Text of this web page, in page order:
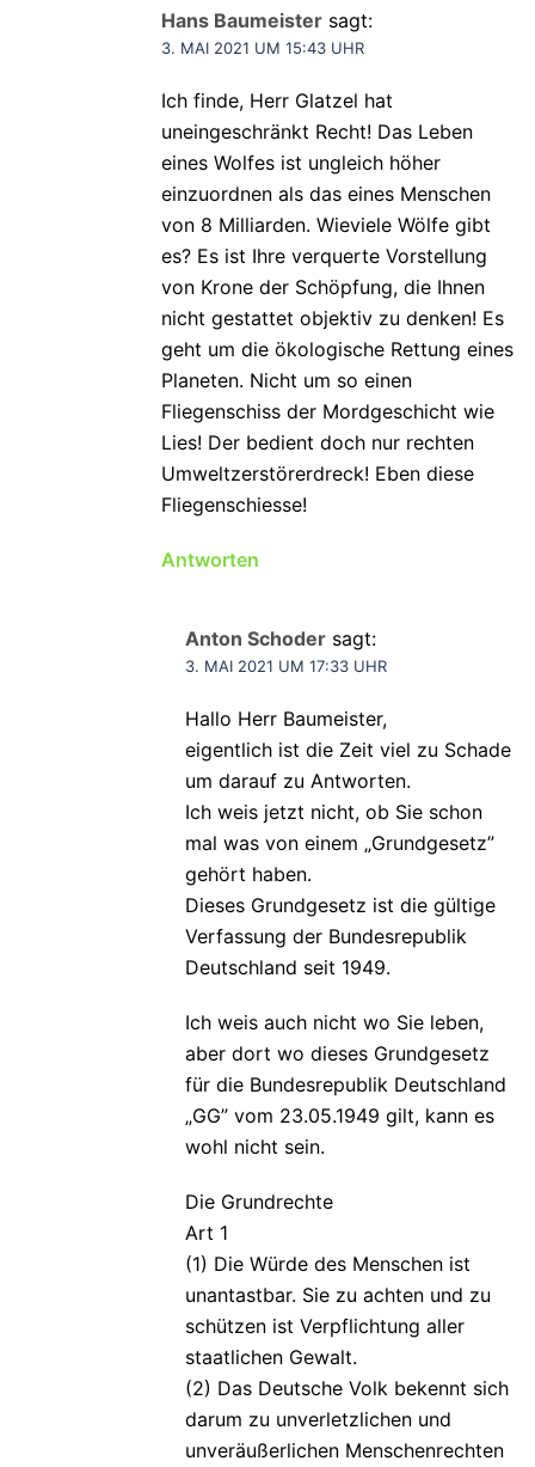
Hans Baumeister sagt:
3. MAI 2021 UM 15:43 UHR
Ich finde, Herr Glatzel hat
uneingeschränkt Recht! Das Leben
eines Wolfes ist ungleich höher
einzuordnen als das eines Menschen
von 8 Milliarden. Wieviele Wölfe gibt
es? Es ist Ihre verquerte Vorstellung
von Krone der Schöpfung, die Ihnen
nicht gestattet objektiv zu denken! Es
geht um die ökologische Rettung eines
Planeten. Nicht um so einen
Fliegenschiss der Mordgeschicht wie
Lies! Der bedient doch nur rechten
Umweltzerstörerdreck! Eben diese
Fliegenschiesse!
Antworten
Anton Schoder sagt:
3. MAI 2021 UM 17:33 UHR
Hallo Herr Baumeister,
eigentlich ist die Zeit viel zu Schade
um darauf zu Antworten.
Ich weis jetzt nicht, ob Sie schon
mal was von einem „Grundgesetz”
gehört haben.
Dieses Grundgesetz ist die gültige
Verfassung der Bundesrepublik
Deutschland seit 1949.
Ich weis auch nicht wo Sie leben,
aber dort wo dieses Grundgesetz
für die Bundesrepublik Deutschland
„GG” vom 23.05.1949 gilt, kann es
wohl nicht sein.
Die Grundrechte
Art 1
(1) Die Würde des Menschen ist
unantastbar. Sie zu achten und zu
schützen ist Verpflichtung aller
staatlichen Gewalt.
(2) Das Deutsche Volk bekennt sich
darum zu unverletzlichen und
unveräußerlichen Menschenrechten